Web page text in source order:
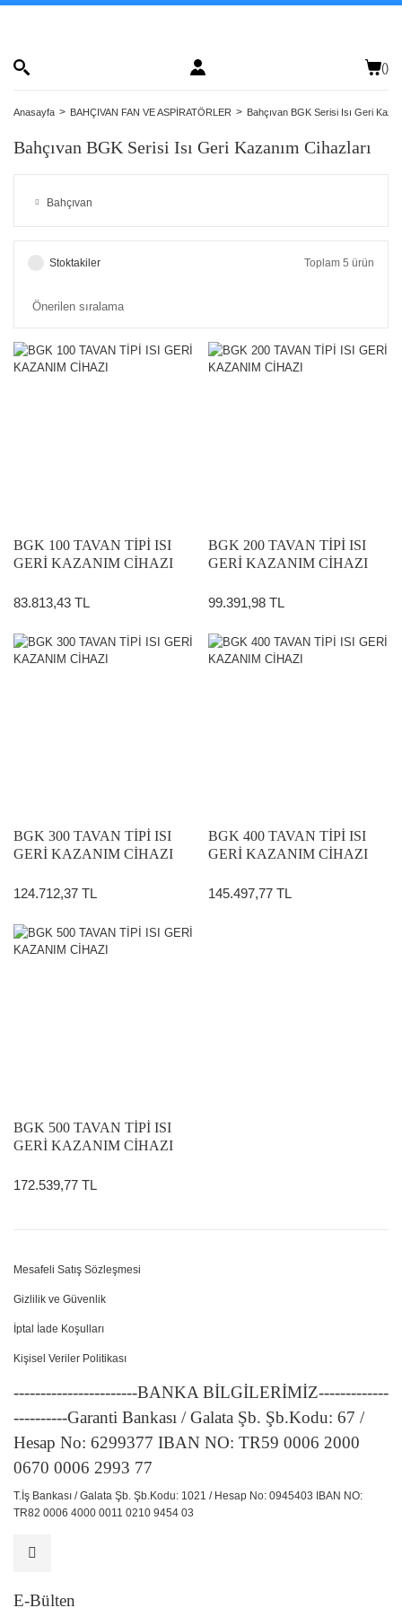
()
Anasayfa BAHÇIVAN FAN VE ASPİRATÖRLER Bahçıvan BGK Serisi Isı Geri
Bahçıvan BGK Serisi Isı Geri Kazanım Cihazları
Bahçıvan
Stoktakiler Toplam 5 ürün
BGK 100 TAVAN TİPİ ISI
GERİ KAZANIM CİHAZI
83.813,43 TL
BGK 200 TAVAN TİPİ ISI
GERİ KAZANIM CİHAZI
99.391,98 TL
BGK 300 TAVAN TİPİ ISI
GERİ KAZANIM CİHAZI
124.712,37 TL
BGK 400 TAVAN TİPİ ISI
GERİ KAZANIM CİHAZI
145.497,77 TL
BGK 500 TAVAN TİPİ ISI
GERİ KAZANIM CİHAZI
172.539,77 TL
Mesafeli Satış Sözleşmesi
Gizlilik ve Güvenlik
İptal İade Koşulları
Kişisel Veriler Politikası
-----------------------BANKA BİLGİLERİMİZ-------------
----------Garanti Bankası / Galata Şb. Şb.Kodu: 67 /
Hesap No: 6299377 IBAN NO: TR59 0006 2000
0670 0006 2993 77
T.İş Bankası / Galata Şb. Şb.Kodu: 1021 / Hesap No: 0945403 IBAN NO:
TR82 0006 4000 0011 0210 9454 03
E-Bülten